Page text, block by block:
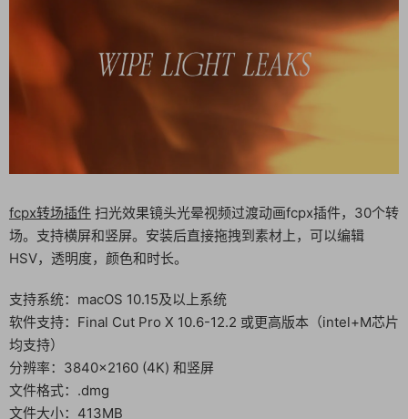
fcpx转场插件 扫光效果镜头光晕视频过渡动画fcpx插件，30个转
场。支持横屏和竖屏。安装后直接拖拽到素材上，可以编辑
HSV，透明度，颜色和时长。
支持系统：macOS 10.15及以上系统
软件支持：Final Cut Pro X 10.6-12.2 或更高版本（intel+M芯片
均支持）
分辨率：3840×2160 (4K) 和竖屏
文件格式：.dmg
文件大小：413MB